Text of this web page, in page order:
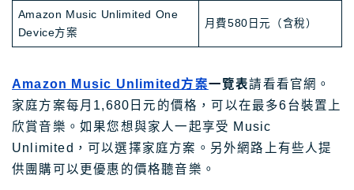
Amazon Music Unlimited One
Device方案
月費580日元（含稅）
Amazon Music Unlimited方案一覽表請看看官網。
家庭方案每月1,680日元的價格，可以在最多6台裝置上
欣賞音樂。如果您想與家人一起享受 Music
Unlimited，可以選擇家庭方案。另外網路上有些人提
供團購可以更優惠的價格聽音樂。